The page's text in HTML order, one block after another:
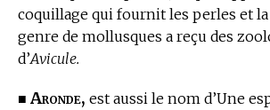
coquillage qui fournit les perles et la
genre de mollusques a reçu des
d’Avicule.
■ Aronde, est aussi le nom d’Une